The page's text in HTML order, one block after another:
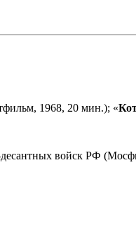
1968, 20 мин.); «
войск РФ